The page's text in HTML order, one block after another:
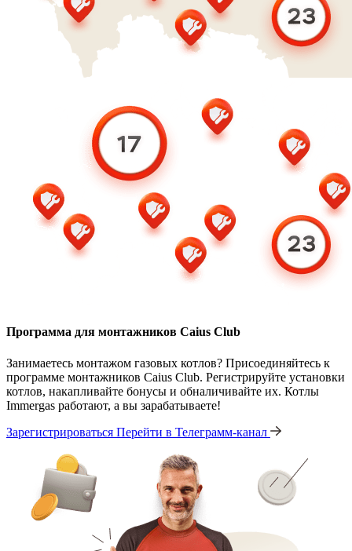
Программа для монтажников Caius Club
Занимаетесь монтажом газовых котлов? Присоединяйтесь к
программе монтажников Caius Club. Регистрируйте установки
котлов, накапливайте бонусы и обналичивайте их. Котлы
Immergas работают, а вы зарабатываете!
Зарегистрироваться Перейти в Телеграмм-канал